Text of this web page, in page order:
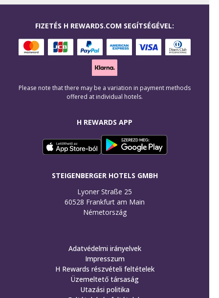
H REWARDS APP
STEIGENBERGER HOTELS GMBH
Lyoner Straße 25
60528 Frankfurt am Main
Németország
FIZETÉS H REWARDS.COM SEGÍTSÉGÉVEL:
Please note that there may be a variation in payment methods
offered at individual hotels.
Adatvédelmi irányelvek
Impresszum
H Rewards részvételi feltételek
Üzemeltető társaság
Utazási politika